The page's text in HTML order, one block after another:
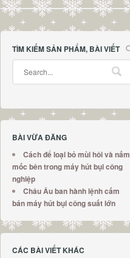
TÌM KIẾM SẢN PHẨM, BÀI VIẾT
BÀI VỪA ĐĂNG
Cách để loại bỏ mùi hôi và nấm
mốc bên trong máy hút bụi công
nghiệp
Châu Âu ban hành lệnh cấm
bán máy hút bụi công suất lớn
CÁC BÀI VIẾT KHÁC